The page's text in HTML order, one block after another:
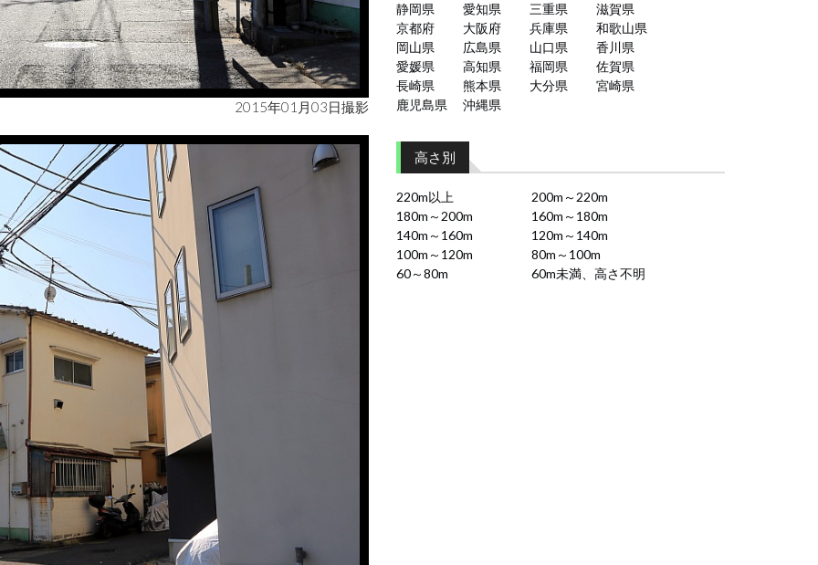
2015年01月03日撮影
静岡県
愛知県 三重県
滋賀県
京都府
大阪府 兵庫県
和歌山県
岡山県
広島県 山口県
香川県
愛媛県
高知県 福岡県
佐賀県
長崎県
熊本県 大分県
宮崎県
鹿児島県
沖縄県
高さ別
220m以上
200m～220m
180m～200m
160m～180m
140m～160m
120m～140m
100m～120m
80m～100m
60～80m
60m未満、高さ不明